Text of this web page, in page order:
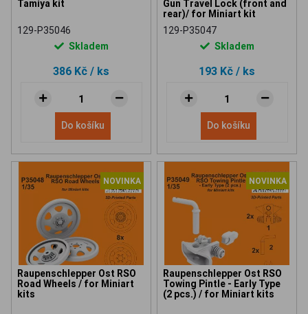
Tamiya kit
129-P35046
Skladem
386 Kč / ks
Do košíku
Gun Travel Lock (front and
rear)/ for Miniart kit
129-P35047
Skladem
193 Kč / ks
Do košíku
NOVINKA
Raupenschlepper Ost RSO
Road Wheels / for Miniart
kits
NOVINKA
Raupenschlepper Ost RSO
Towing Pintle - Early Type
(2 pcs.) / for Miniart kits